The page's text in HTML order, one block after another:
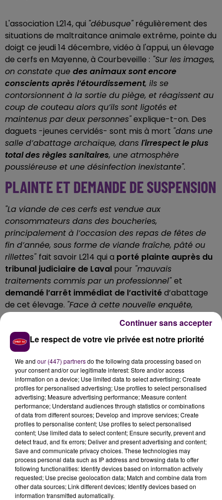
L'association L214, qui "débusque"régulièrement des
situations de maltraitance animale extrême, pointe du
doigt ce jeudi 14 décembre, vidéo à l'appui, un élevage
de cerfs en Mayenne, à Courbeveille : "Sur les images,
on constate que des animaux sont encore
conscients après l’étourdissement, ils se
contorsionnent à la sortie du piège, et réagissent au
coup de couteau alors qu’ils sont ligotés et
maintenus par deux personnes"explique-t-on. Des
daguets -jeunes cervidés- sont mis à mort "dans une
salle d’abattage archaïque, dans l'irrespect le plus
total des règles sanitaires, une atmosphère
poussiéreuse et une désinfection inexistante".
PLAINTE ET DEMANDE DE SUSPENSION
"La viande de ces cerfs est vendue aux
consommateurs dans des boucheries,
principalement à l’occasion des repas de fêtes de
fin d’année, sous forme de viande fraîche, pâté ou
rillettes" fait savoir L214 qui a porté plainte auprès du
tribunal judiciaire de Laval pour "mauvais
traitements commis par un professionnel"et
demandé l’arrêt immédiat de l’activitéd’abattage
de cet élevage. "Face à cette nouvelle enquête,
comment se justifieront les services vétérinaires qui
une fois de plus laissent faire des pratiques
intolérables ? Il n’y a aucune excuse recevable
quand on voit ce que subissent ces jeunes cerfs !"
lance Sébastien Arsac, porte-parole de l'association.
Le respect de votre vie privée est notre priorité
We and our (447) partnersdo the following data processing based on
your consent and/or our legitimate interest: Store and/or access
information on a device; Use limited data to select advertising; Create
profiles for personalised advertising; Use profiles to select personalised
advertising; Measure advertising performance; Measure content
performance; Understand audiences through statistics or combinations
of data from different sources; Develop and improve services; Create
profiles to personalise content; Use profiles to select personalised
content; Use limited data to select content; Ensure security, prevent and
detect fraud, and fix errors; Deliver and present advertising and content;
Save and communicate privacy choices. These technologies may
process personal data such as IP address and browsing data to offer
following functionalities: Identify devices based on information actively
requested; Use precise geolocation data; Match and combine data from
other data sources; Link different devices; Identify devices based on
information transmitted automatically.
Continuer sans accepter